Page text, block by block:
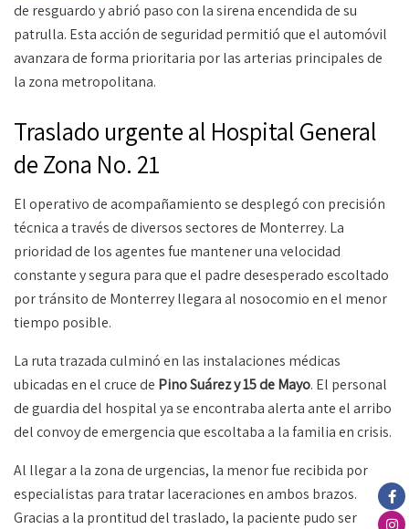
de resguardo y abrió paso con la sirena encendida de su
patrulla. Esta acción de seguridad permitió que el automóvil
avanzara de forma prioritaria por las arterias principales de
la zona metropolitana.
Traslado urgente al Hospital General
de Zona No. 21
El operativo de acompañamiento se desplegó con precisión
técnica a través de diversos sectores de Monterrey. La
prioridad de los agentes fue mantener una velocidad
constante y segura para que el padre desesperado escoltado
por tránsito de Monterrey llegara al nosocomio en el menor
tiempo posible.
La ruta trazada culminó en las instalaciones médicas
ubicadas en el cruce de Pino Suárez y 15 de Mayo. El personal
de guardia del hospital ya se encontraba alerta ante el arribo
del convoy de emergencia que escoltaba a la familia en crisis.
Al llegar a la zona de urgencias, la menor fue recibida por
especialistas para tratar laceraciones en ambos brazos.
Gracias a la prontitud del traslado, la paciente pudo ser